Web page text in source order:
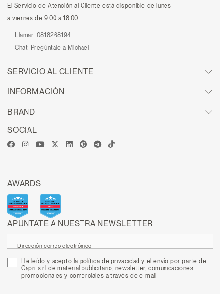
Esté atento a su correo electrónico y a las notificaciones
Comprueba las actualizaciones de Mi Klarna
Reembolso completo
inferior
El Servicio de Atención al Cliente está disponible de lunes
a viernes de 9:00 a 18:00.
Llamar: 0818268194
Chat: Pregúntale a Michael
SERVICIO AL CLIENTE
INFORMACIÓN
BRAND
APUNTATE A NUESTRA NEWSLETTER
Dirección correo electrónico
He leído y acepto la política de privacidady el envío por parte de
Capri s.r.l de material publicitario, newsletter, comunicaciones
promocionales y comerciales a través de e-mail
SOCIAL
AWARDS